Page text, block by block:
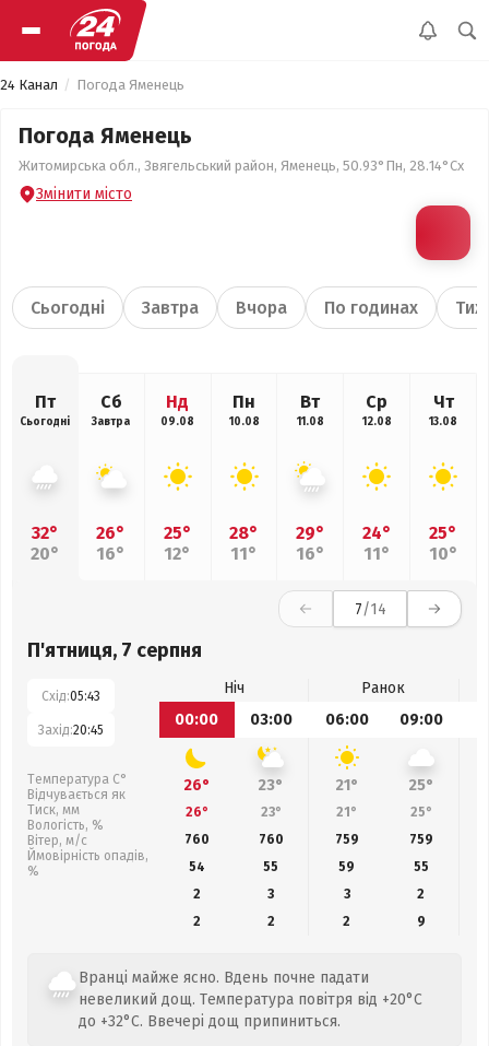
24 Канал Погода Яменець
Погода Яменець
Житомирська обл., Звягельський район, Яменець, 50.93°Пн, 28.14°Сх
Змінити місто
Сьогодні Завтра Вчора По годинах
Пт
Сьогодні
32°
20°
Сб
Завтра
26°
16°
Нд
09.08
25°
12°
Пн
10.08
28°
11°
Вт
11.08
29°
16°
Ср
12.08
24°
11°
Чт
13.08
25°
10°
7/14
П'ятниця, 7 серпня
Схід:05:43
Захід:20:45
Температура С°
Відчувається як
Тиск, мм
Вологість, %
Вітер, м/с
Ймовірність опадів,
%
Ніч
Ранок
00:00
03:00 06:00 09:00
26° 23° 21° 25°
26° 23° 21° 25°
760
760 759 759
54
55 59
55
2
3 3
2
2
2 2 9
Вранці майже ясно. Вдень почне падати
невеликий дощ. Температура повітря від +20°C
до +32°C. Ввечері дощ припиниться.